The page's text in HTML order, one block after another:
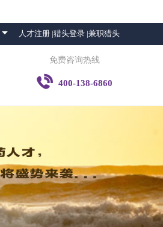
 人才注册 |猎头登录 |兼职猎头
免费咨询热线
 400-138-6860